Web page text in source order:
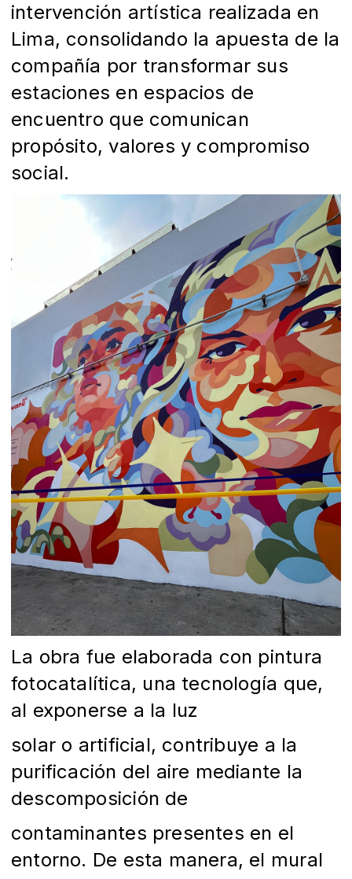
intervención artística realizada en
Lima, consolidando la apuesta de la
compañía por transformar sus
estaciones en espacios de
encuentro que comunican
propósito, valores y compromiso
social.
La obra fue elaborada con pintura
fotocatalítica, una tecnología que,
al exponerse a la luz
solar o artificial, contribuye a la
purificación del aire mediante la
descomposición de
contaminantes presentes en el
entorno. De esta manera, el mural